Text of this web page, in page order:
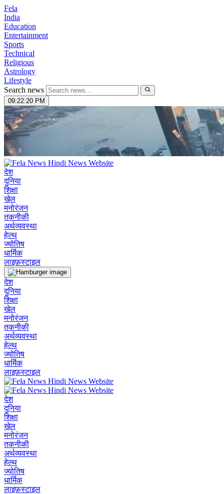
Fela
India
Education
Entertainment
Sports
Technical
Religious
Astrology
Lifestyle
Search news
09:22:21 PM
देश
दुनिया
शिक्षा
खेल
मनोरंजन
तकनीकी
अर्थव्यवस्था
हेल्थ
ज्योतिष
धार्मिक
लाइफ़स्टाइल
देश
दुनिया
शिक्षा
खेल
मनोरंजन
तकनीकी
अर्थव्यवस्था
हेल्थ
ज्योतिष
धार्मिक
लाइफ़स्टाइल
देश
दुनिया
शिक्षा
खेल
मनोरंजन
तकनीकी
अर्थव्यवस्था
हेल्थ
ज्योतिष
धार्मिक
लाइफ़स्टाइल